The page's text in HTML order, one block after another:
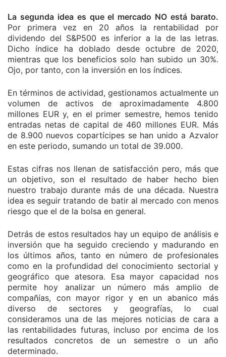
La segunda idea es que el mercado NO está barato.
Por primera vez en 20 años la rentabilidad por
dividendo del S&P500 es inferior a la de las letras.
Dicho índice ha doblado desde octubre de 2020,
mientras que los beneficios solo han subido un 30%.
Ojo, por tanto, con la inversión en los índices.
En términos de actividad, gestionamos actualmente un
volumen de activos de aproximadamente 4.800
millones EUR y, en el primer semestre, hemos tenido
entradas netas de capital de 460 millones EUR. Más
de 8.900 nuevos copartícipes se han unido a Azvalor
en este periodo, sumando un total de 39.000.
Estas cifras nos llenan de satisfacción pero, más que
un objetivo, son el resultado de haber hecho bien
nuestro trabajo durante más de una década. Nuestra
idea es seguir tratando de batir al mercado con menos
riesgo que el de la bolsa en general.
Detrás de estos resultados hay un equipo de análisis e
inversión que ha seguido creciendo y madurando en
los últimos años, tanto en número de profesionales
como en la profundidad del conocimiento sectorial y
geográfico que atesora. Esa mayor capacidad nos
permite hoy analizar un número más amplio de
compañías, con mayor rigor y en un abanico más
diverso de sectores y geografías, lo cual
consideramos una de las mejores noticias de cara a
las rentabilidades futuras, incluso por encima de los
resultados concretos de un semestre o un año
determinado.